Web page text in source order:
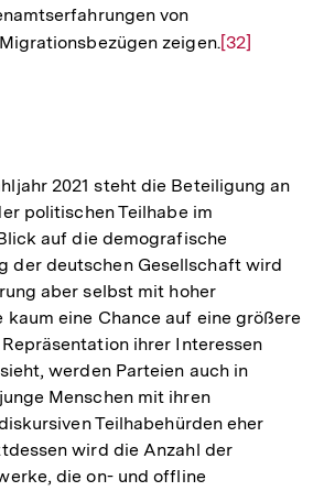
von
zeigen.Zur
[32]
2021 steht die Beteiligung an
politischen Teilhabe im
auf die demografische
der deutschen Gesellschaft wird
aber selbst mit hoher
eine Chance auf eine größere
ihrer Interessen
werden Parteien auch in
Menschen mit ihren
Teilhabehürden eher
wird die Anzahl der
die on- und offline